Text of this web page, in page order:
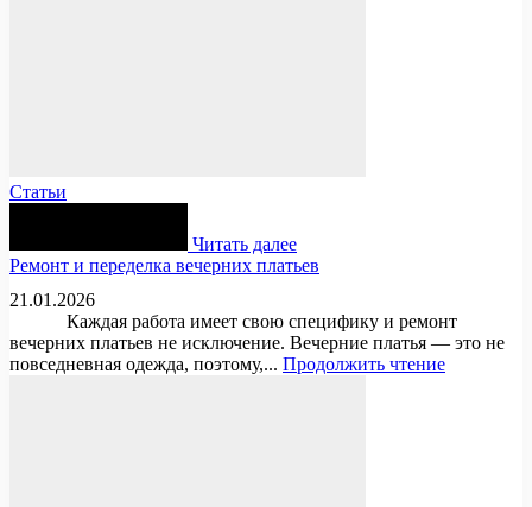
Статьи
Читать далее
Ремонт и переделка вечерних платьев
21.01.2026
Каждая работа имеет свою специфику и ремонт
вечерних платьев не исключение. Вечерние платья — это не
повседневная одежда, поэтому,... Продолжить чтение